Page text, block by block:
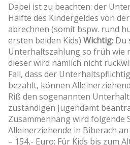
Dabei ist zu beachten: der
Hälfte des Kindergeldes von
abrechnen (somit bspw. rund
ersten beiden Kids) Wichtig: Du
Unterhaltszahlung so früh wie
dieser wird nämlich nicht
Fall, dass der
bezahlt, können
Riß den sogenannten
zuständigen Jugendamt
Zusammenhang wird folgende
Alleinerziehende in Biberach
– 154,- Euro: Für Kids bis zum